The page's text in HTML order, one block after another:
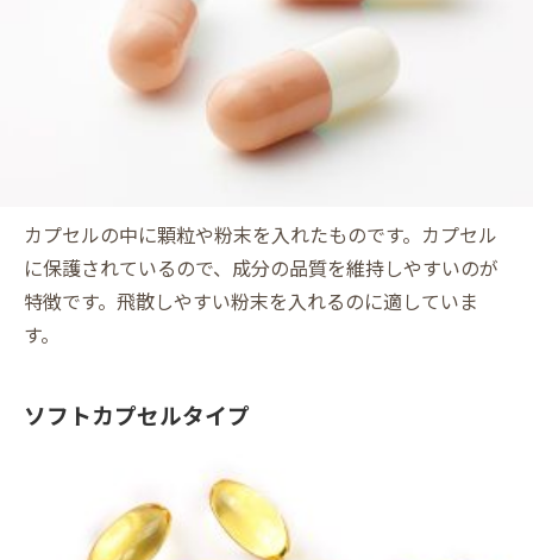
カプセルの中に顆粒や粉末を入れたものです。カプセル
に保護されているので、成分の品質を維持しやすいのが
特徴です。飛散しやすい粉末を入れるのに適していま
す。
ソフトカプセルタイプ